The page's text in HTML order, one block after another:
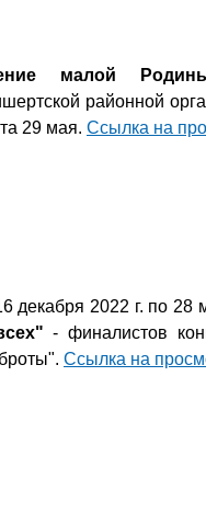
малой
районной
29 мая. Ссылка на
декабря 2022 г. по 28
- финалистов
Ссылка на